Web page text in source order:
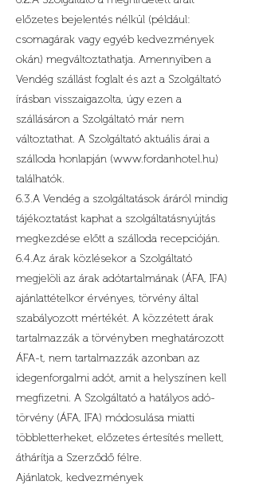
előzetes bejelentés nélkül (például:
csomagárak vagy egyéb kedvezmények
okán) megváltoztathatja. Amennyiben a
Vendég szállást foglalt és azt a Szolgáltató
írásban visszaigazolta, úgy ezen a
szállásáron a Szolgáltató már nem
változtathat. A Szolgáltató aktuális árai a
szálloda honlapján (www.fordanhotel.hu)
találhatók.
6.3.A Vendég a szolgáltatások áráról mindig
tájékoztatást kaphat a szolgáltatásnyújtás
megkezdése előtt a szálloda recepcióján.
6.4.Az árak közlésekor a Szolgáltató
megjelöli az árak adótartalmának (ÁFA, IFA)
ajánlattételkor érvényes, törvény által
szabályozott mértékét. A közzétett árak
tartalmazzák a törvényben meghatározott
ÁFA-t, nem tartalmazzák azonban az
idegenforgalmi adót, amit a helyszínen kell
megfizetni. A Szolgáltató a hatályos adó-
törvény (ÁFA, IFA) módosulása miatti
többletterheket, előzetes értesítés mellett,
áthárítja a Szerződő félre.
Ajánlatok, kedvezmények